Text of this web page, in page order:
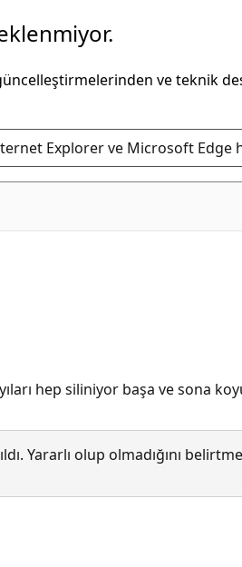
ve teknik
Explorer ve Microsoft Edge
hep siliniyor başa ve sona
Yararlı olup olmadığını